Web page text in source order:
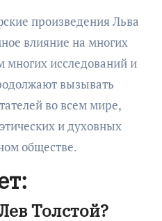
произведения Льва
влияние на многих
многих исследований и
вызывать
во всем мире,
и духовных
обществе.
Толстой?